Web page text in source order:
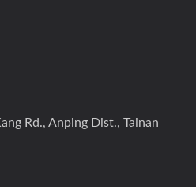
Rd., Anping Dist., Tainan